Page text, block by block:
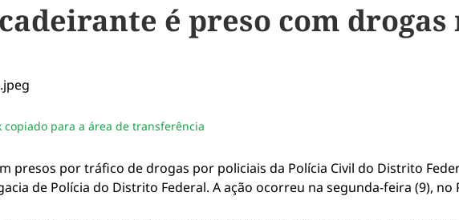
é preso com drogas
email
da notícia
copiado para a área de transferência
presos por tráfico de drogas por policiais da Polícia Civil do Distrito
de Polícia do Distrito Federal. A ação ocorreu na segunda-feira (9), no